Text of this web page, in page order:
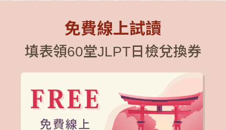
免費線上試讀
填表領60堂JLPT日檢兌換券